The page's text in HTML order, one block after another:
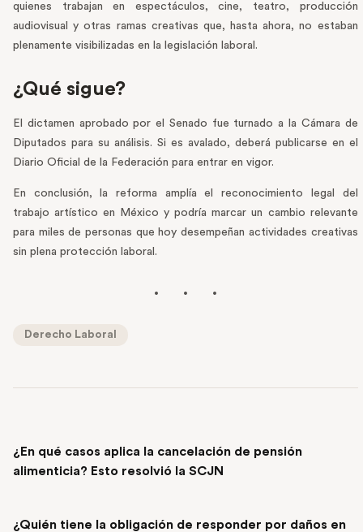
quienes trabajan en espectáculos, cine, teatro, producción
audiovisual y otras ramas creativas que, hasta ahora, no estaban
plenamente visibilizadas en la legislación laboral.
¿Qué sigue?
El dictamen aprobado por el Senado fue turnado a la Cámara de
Diputados para su análisis. Si es avalado, deberá publicarse en el
Diario Oficial de la Federación para entrar en vigor.
En conclusión, la reforma amplía el reconocimiento legal del
trabajo artístico en México y podría marcar un cambio relevante
para miles de personas que hoy desempeñan actividades creativas
sin plena protección laboral.
Derecho Laboral
¿En qué casos aplica la cancelación de pensión
alimenticia? Esto resolvió la SCJN
¿Quién tiene la obligación de responder por daños en